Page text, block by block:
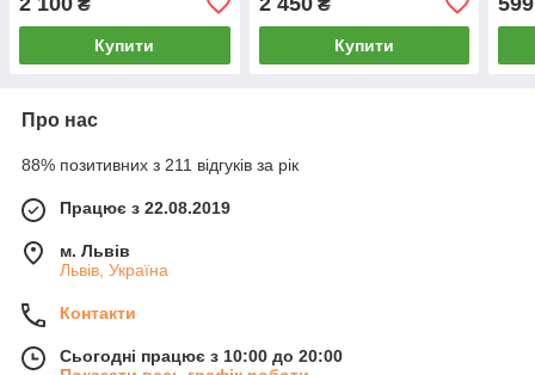
Купити Купити
Про нас
88% позитивних з 211 відгуків за рік
Працює з 22.08.2019
м. Львів
Львів, Україна
Контакти
Сьогодні працює з 10:00 до 20:00